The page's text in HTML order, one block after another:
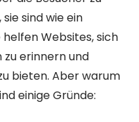
sind wie ein
Websites, sich
erinnern und
bieten. Aber warum
einige Gründe: